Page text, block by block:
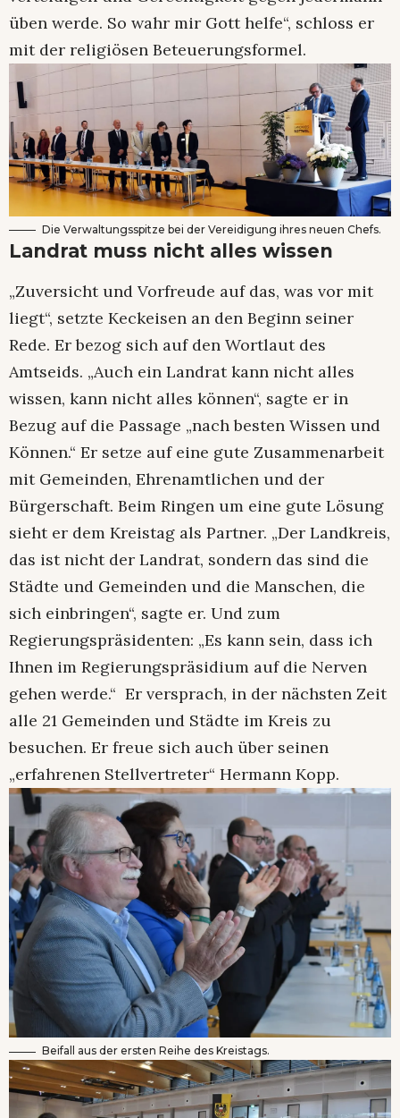
üben werde. So wahr mir Gott helfe“, schloss er
mit der religiösen Beteuerungsformel.
Die Verwaltungsspitze bei der Vereidigung ihres neuen Chefs.
Landrat muss nicht alles wissen
„Zuversicht und Vorfreude auf das, was vor mit
liegt“, setzte Keckeisen an den Beginn seiner
Rede. Er bezog sich auf den Wortlaut des
Amtseids. „Auch ein Landrat kann nicht alles
wissen, kann nicht alles können“, sagte er in
Bezug auf die Passage „nach besten Wissen und
Können.“ Er setze auf eine gute Zusammenarbeit
mit Gemeinden, Ehrenamtlichen und der
Bürgerschaft. Beim Ringen um eine gute Lösung
sieht er dem Kreistag als Partner. „Der Landkreis,
das ist nicht der Landrat, sondern das sind die
Städte und Gemeinden und die Manschen, die
sich einbringen“, sagte er. Und zum
Regierungspräsidenten: „Es kann sein, dass ich
Ihnen im Regierungspräsidium auf die Nerven
gehen werde.“ Er versprach, in der nächsten Zeit
alle 21 Gemeinden und Städte im Kreis zu
besuchen. Er freue sich auch über seinen
„erfahrenen Stellvertreter“ Hermann Kopp.
Beifall aus der ersten Reihe des Kreistags.